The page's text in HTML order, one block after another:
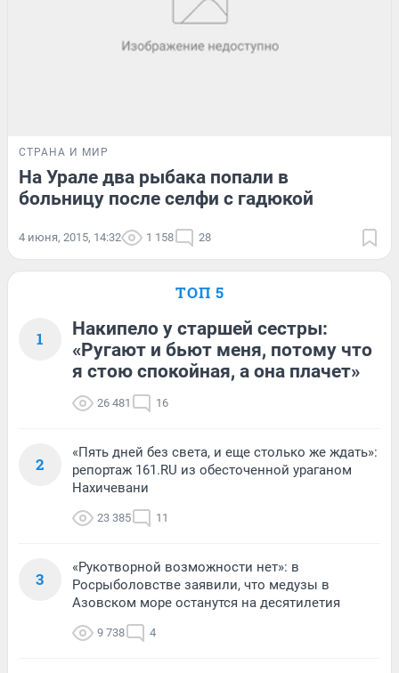
СТРАНА И МИР
На Урале два рыбака попали в
больницу после селфи с гадюкой
4 июня, 2015, 14:32 1 158 28
ТОП 5
1
Накипело у старшей сестры:
«Ругают и бьют меня, потому что
я стою спокойная, а она плачет»
26 481 16
2
«Пять дней без света, и еще столько же ждать»:
репортаж 161.RU из обесточенной ураганом
Нахичевани
23 385 11
3
«Рукотворной возможности нет»: в
Росрыболовстве заявили, что медузы в
Азовском море останутся на десятилетия
9 738 4